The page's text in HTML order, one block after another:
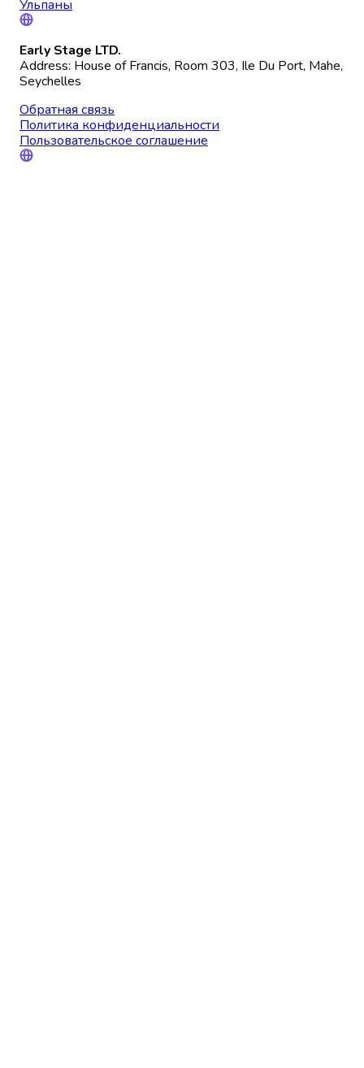
Ульпаны
Early Stage LTD.
Address: House of Francis, Room 303, Ile Du Port, Mahe,
Seychelles
Обратная связь
Политика конфиденциальности
Пользовательское соглашение